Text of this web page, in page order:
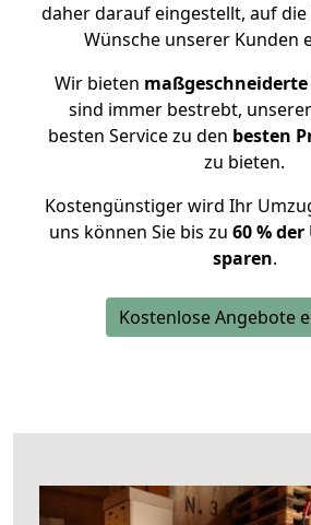
daher darauf eingestellt, auf
Wünsche unserer Kunden
Wir bieten
sind immer bestrebt,
besten Service zu den besten
zu bieten.
Kostengünstiger wird Ihr
uns können Sie bis zu 60 %
sparen.
Kostenlose Angebote